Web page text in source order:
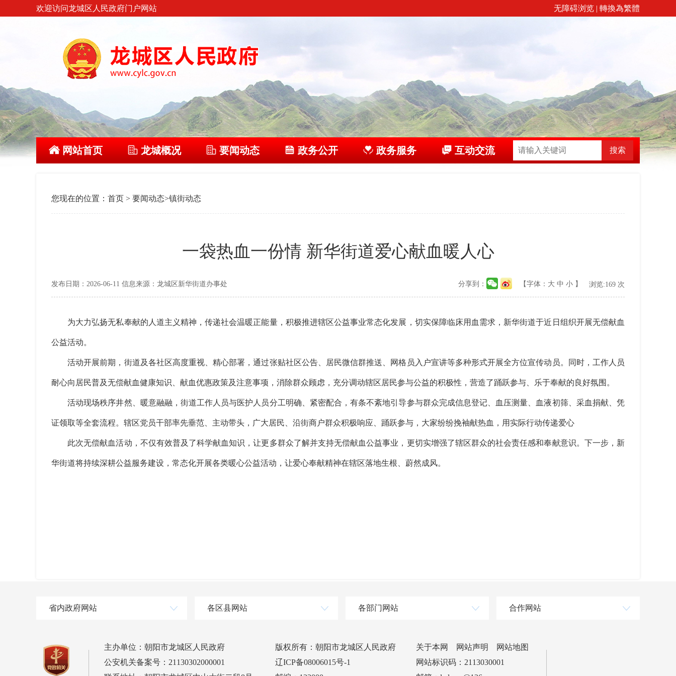
欢迎访问龙城区人民政府门户网站 无障碍浏览 | 轉換為繁體
网站首页 龙城概况 要闻动态 政务公开 政务服务 互动交流 搜索
您现在的位置： 首页 > 要闻动态>镇街动态
一袋热血一份情 新华街道爱心献血暖人心
发布日期：2026-06-11 信息来源：龙城区新华街道办事处 【字体： 大 中 小 】 浏览:169 次
分享到：
为大力弘扬无私奉献的人道主义精神，传递社会温暖正能量，积极推进辖区公益事业常态化发展，切实保障临床用血需求，新华街道于近日组织开展无偿献血
公益活动。
活动开展前期，街道及各社区高度重视、精心部署，通过张贴社区公告、居民微信群推送、网格员入户宣讲等多种形式开展全方位宣传动员。同时，工作人员
耐心向居民普及无偿献血健康知识、献血优惠政策及注意事项，消除群众顾虑，充分调动辖区居民参与公益的积极性，营造了踊跃参与、乐于奉献的良好氛围。
活动现场秩序井然、暖意融融，街道工作人员与医护人员分工明确、紧密配合，有条不紊地引导参与群众完成信息登记、血压测量、血液初筛、采血捐献、凭
证领取等全套流程。辖区党员干部率先垂范、主动带头，广大居民、沿街商户群众积极响应、踊跃参与，大家纷纷挽袖献热血，用实际行动传递爱心
此次无偿献血活动，不仅有效普及了科学献血知识，让更多群众了解并支持无偿献血公益事业，更切实增强了辖区群众的社会责任感和奉献意识。下一步，新
华街道将持续深耕公益服务建设，常态化开展各类暖心公益活动，让爱心奉献精神在辖区落地生根、蔚然成风。
省内政府网站 各区县网站 各部门网站 合作网站
主办单位：朝阳市龙城区人民政府
公安机关备案号：21130302000001
版权所有：朝阳市龙城区人民政府
辽ICP备08006015号-1
关于本网 网站声明
网站地图
网站标识码：2113030001